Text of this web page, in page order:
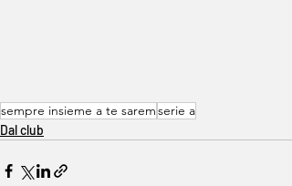
sempre insieme a te saremserie a
Dal club